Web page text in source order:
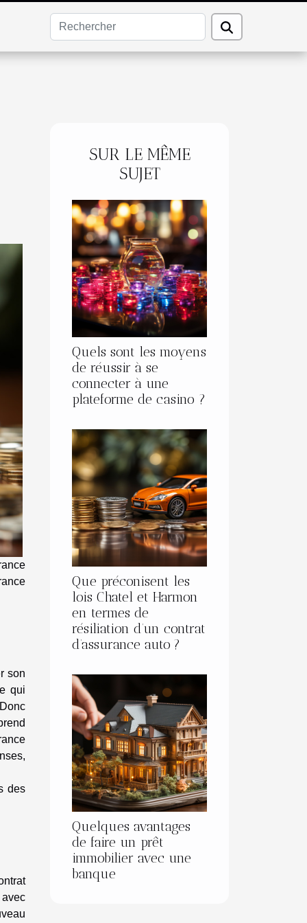
son
qui
des
SUR LE MÊME
SUJET
Quels sont les moyens
de réussir à se
connecter à une
plateforme de casino ?
Que préconisent les
lois Chatel et Harmon
en termes de
résiliation d’un contrat
d’assurance auto ?
Quelques avantages
de faire un prêt
immobilier avec une
banque